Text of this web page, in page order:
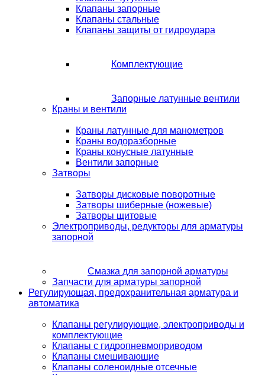
Клапаны запорные
Клапаны стальные
Клапаны защиты от гидроудара
Комплектующие
Запорные латунные вентили
Краны и вентили
Краны латунные для манометров
Краны водоразборные
Краны конусные латунные
Вентили запорные
Затворы
Затворы дисковые поворотные
Затворы шиберные (ножевые)
Затворы щитовые
Электроприводы, редукторы для арматуры
запорной
Смазка для запорной арматуры
Запчасти для арматуры запорной
Регулирующая, предохранительная арматура и
автоматика
Клапаны регулирующие, электроприводы и
комплектующие
Клапаны с гидропневмоприводом
Клапаны смешивающие
Клапаны соленоидные отсечные